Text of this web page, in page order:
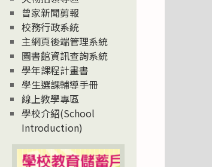
曾家新聞剪報
校務行政系統
主網頁後端管理系統
圖書館資訊查詢系統
學年課程計畫書
學生選課輔導手冊
線上教學專區
學校介紹(School
Introduction)